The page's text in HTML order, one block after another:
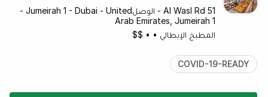
51 Al Wasl Rd - الوصل‎ - Jumeirah 1 - Dubai - United
Arab Emirates, Jumeirah 1
المطبخ الإيطالي •
•
$$
COVID-19-READY